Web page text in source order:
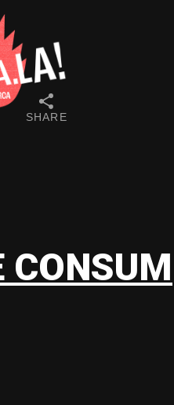
SHARE
CONSUM